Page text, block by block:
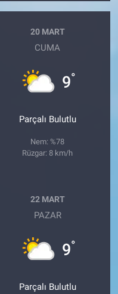
20 MART
CUMA
9°
Parçalı Bulutlu
Nem: %78
Rüzgar: 8 km/h
22 MART
PAZAR
9°
Parçalı Bulutlu